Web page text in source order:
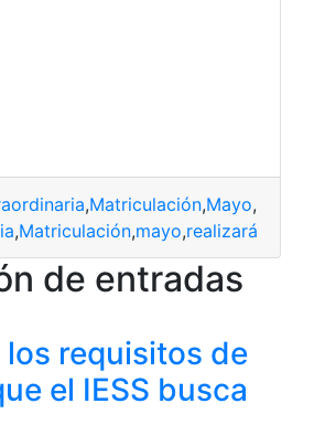
,Matriculación,Mayo,
,Matriculación,mayo,realizará
de entradas
los requisitos de
el IESS busca